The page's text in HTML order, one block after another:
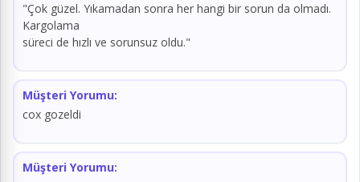
"Çok güzel. Yıkamadan sonra her hangi bir sorun da olmadı.
Kargolama
süreci de hızlı ve sorunsuz oldu."
Müşteri Yorumu:
cox gozeldi
Müşteri Yorumu: